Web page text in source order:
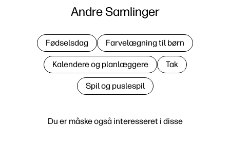
Du er måske også interesseret i disse
Andre Samlinger
Fødselsdag Farvelægning til børn
Kalendere og planlæggere Tak
Spil og puslespil